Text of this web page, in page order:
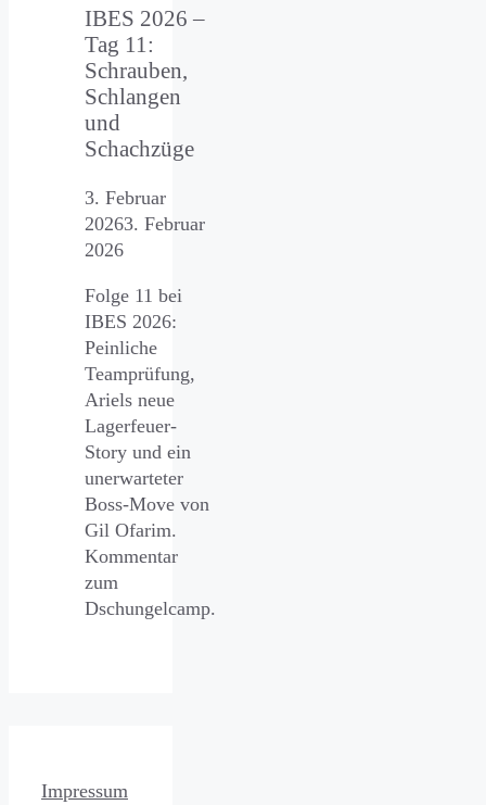
IBES 2026 –
Tag 11:
Schrauben,
Schlangen
und
Schachzüge
3. Februar
20263. Februar
2026
Folge 11 bei
IBES 2026:
Peinliche
Teamprüfung,
Ariels neue
Lagerfeuer-
Story und ein
unerwarteter
Boss-Move von
Gil Ofarim.
Kommentar
zum
Dschungelcamp.
Impressum